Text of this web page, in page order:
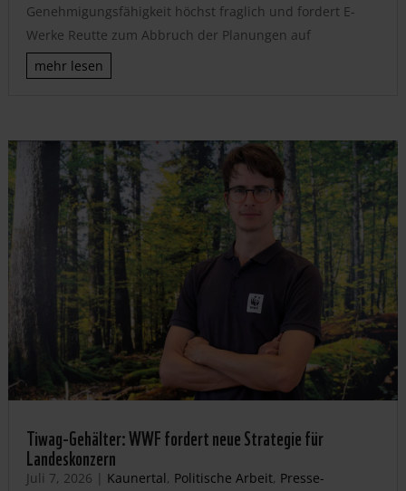
Genehmigungsfähigkeit höchst fraglich und fordert E-
Werke Reutte zum Abbruch der Planungen auf
mehr lesen
Tiwag-Gehälter: WWF fordert neue Strategie für
Landeskonzern
Juli 7, 2026 | Kaunertal, Politische Arbeit, Presse-